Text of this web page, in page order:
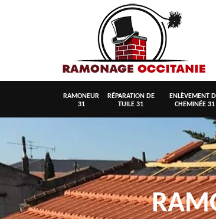
RAMONEUR
31
RÉPARATION DE
TUILE 31
ENLÈVEMENT
CHEMINÉE 31